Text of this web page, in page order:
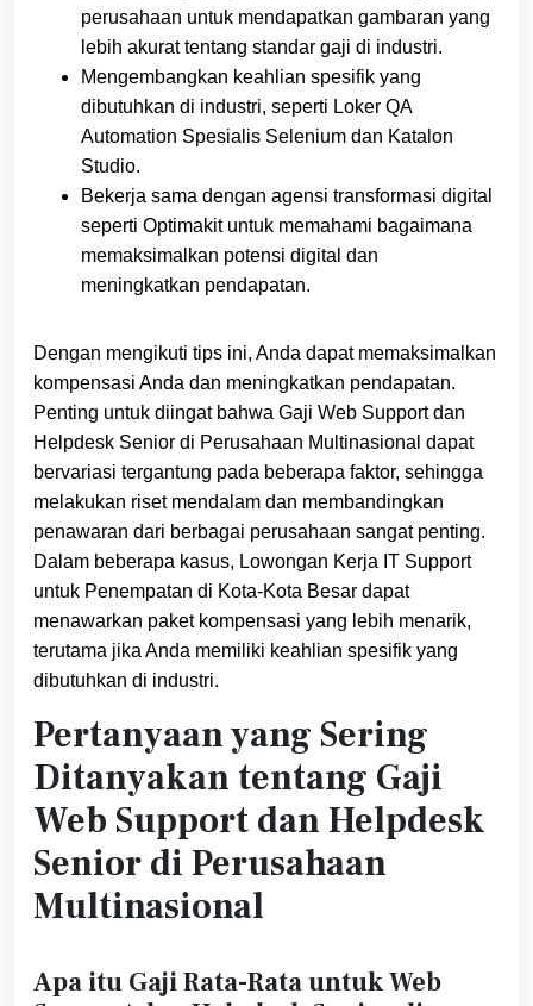
perusahaan untuk mendapatkan gambaran yang
lebih akurat tentang standar gaji di industri.
Mengembangkan keahlian spesifik yang
dibutuhkan di industri, seperti Loker QA
Automation Spesialis Selenium dan Katalon
Studio.
Bekerja sama dengan agensi transformasi digital
seperti Optimakit untuk memahami bagaimana
memaksimalkan potensi digital dan
meningkatkan pendapatan.
Dengan mengikuti tips ini, Anda dapat memaksimalkan
kompensasi Anda dan meningkatkan pendapatan.
Penting untuk diingat bahwa Gaji Web Support dan
Helpdesk Senior di Perusahaan Multinasional dapat
bervariasi tergantung pada beberapa faktor, sehingga
melakukan riset mendalam dan membandingkan
penawaran dari berbagai perusahaan sangat penting.
Dalam beberapa kasus, Lowongan Kerja IT Support
untuk Penempatan di Kota-Kota Besar dapat
menawarkan paket kompensasi yang lebih menarik,
terutama jika Anda memiliki keahlian spesifik yang
dibutuhkan di industri.
Pertanyaan yang Sering
Ditanyakan tentang Gaji
Web Support dan Helpdesk
Senior di Perusahaan
Multinasional
Apa itu Gaji Rata-Rata untuk Web